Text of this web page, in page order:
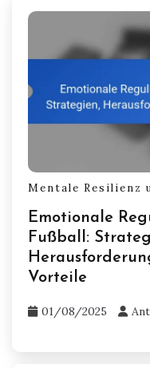
Mentale Resilienz
Emotionale
Fußball:
Vorteile
01/08/2025